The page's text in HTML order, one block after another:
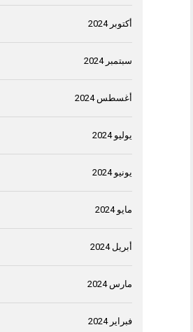
أكتوبر 2024
سبتمبر 2024
أغسطس 2024
يوليو 2024
يونيو 2024
مايو 2024
أبريل 2024
مارس 2024
فبراير 2024